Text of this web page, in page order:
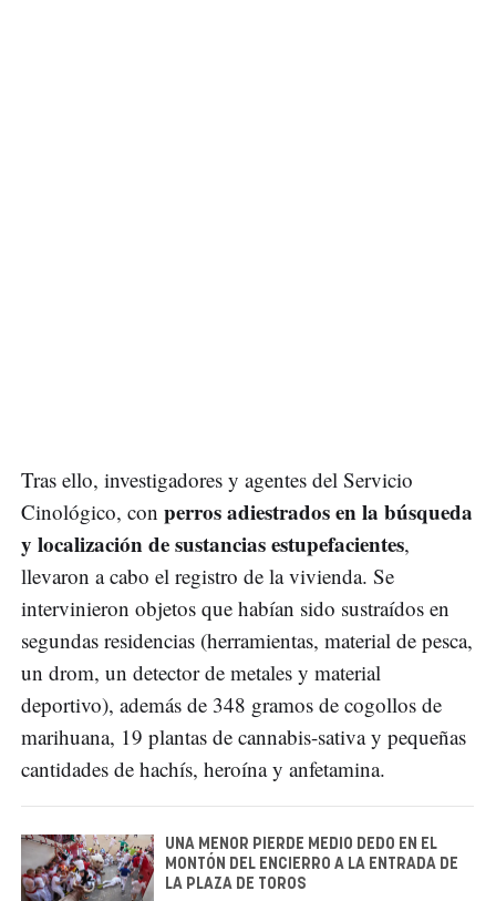
Tras ello, investigadores y agentes del Servicio
Cinológico, con perros adiestrados en la búsqueda
y localización de sustancias estupefacientes,
llevaron a cabo el registro de la vivienda. Se
intervinieron objetos que habían sido sustraídos en
segundas residencias (herramientas, material de pesca,
un drom, un detector de metales y material
deportivo), además de 348 gramos de cogollos de
marihuana, 19 plantas de cannabis-sativa y pequeñas
cantidades de hachís, heroína y anfetamina.
UNA MENOR PIERDE MEDIO DEDO EN EL
MONTÓN DEL ENCIERRO A LA ENTRADA DE
LA PLAZA DE TOROS